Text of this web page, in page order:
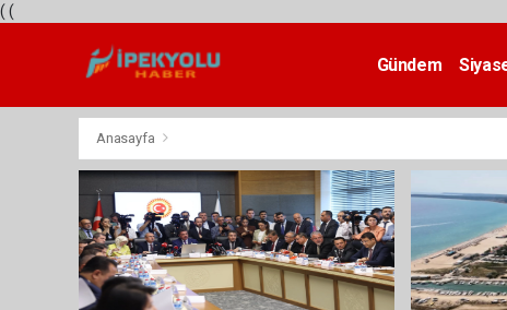
( (
Gündem
Anasayfa